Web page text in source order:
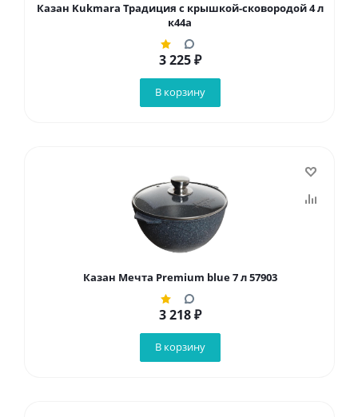
Казан Kukmara Традиция с крышкой-сковородой 4 л
к44а
3 225₽
В корзину
Казан Мечта Premium blue 7 л 57903
3 218₽
В корзину